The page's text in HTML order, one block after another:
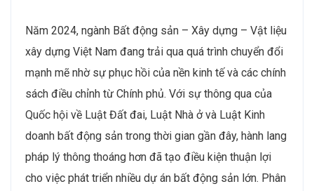
Năm 2024, ngành Bất động sản – Xây dựng – Vật liệu
xây dựng Việt Nam đang trải qua quá trình chuyển đổi
mạnh mẽ nhờ sự phục hồi của nền kinh tế và các chính
sách điều chỉnh từ Chính phủ. Với sự thông qua của
Quốc hội về Luật Đất đai, Luật Nhà ở và Luật Kinh
doanh bất động sản trong thời gian gần đây, hành lang
pháp lý thông thoáng hơn đã tạo điều kiện thuận lợi
cho việc phát triển nhiều dự án bất động sản lớn. Phân